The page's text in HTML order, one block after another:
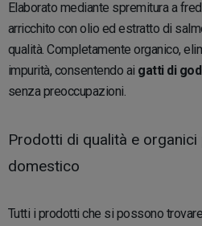
Elaborato mediante spremitura a
arricchito con olio ed estratto di
qualità. Completamente organico,
impurità, consentendo ai gatti di
senza preoccupazioni.
Prodotti di qualità e
domestico
Tutti i prodotti che si possono